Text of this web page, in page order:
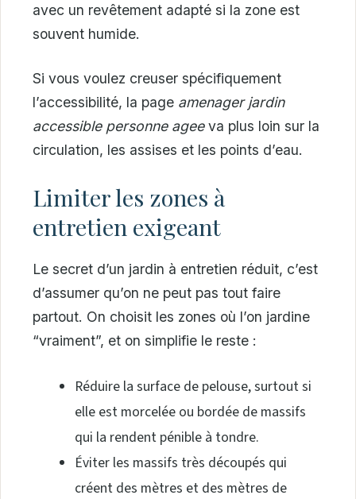
avec un revêtement adapté si la zone est
souvent humide.
Si vous voulez creuser spécifiquement
l’accessibilité, la page amenager jardin
accessible personne ageeva plus loin sur la
circulation, les assises et les points d’eau.
Limiter les zones à
entretien exigeant
Le secret d’un jardin à entretien réduit, c’est
d’assumer qu’on ne peut pas tout faire
partout. On choisit les zones où l’on jardine
“vraiment”, et on simplifie le reste :
Réduire la surface de pelouse, surtout si
elle est morcelée ou bordée de massifs
qui la rendent pénible à tondre.
Éviter les massifs très découpés qui
créent des mètres et des mètres de